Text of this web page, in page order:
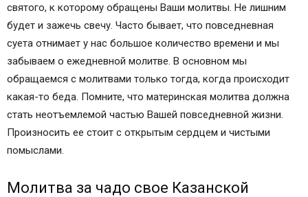
святого, к которому обращены Ваши молитвы. Не лишним
будет и зажечь свечу. Часто бывает, что повседневная
суета отнимает у нас большое количество времени и мы
забываем о ежедневной молитве. В основном мы
обращаемся с молитвами только тогда, когда происходит
какая-то беда. Помните, что материнская молитва должна
стать неотъемлемой частью Вашей повседневной жизни.
Произносить ее стоит с открытым сердцем и чистыми
помыслами.
Молитва за чадо свое Казанской